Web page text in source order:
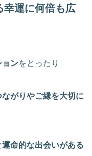
幸運に何倍も広
ョンをとったり
がりやご縁を大切に
運命的な出会いがある